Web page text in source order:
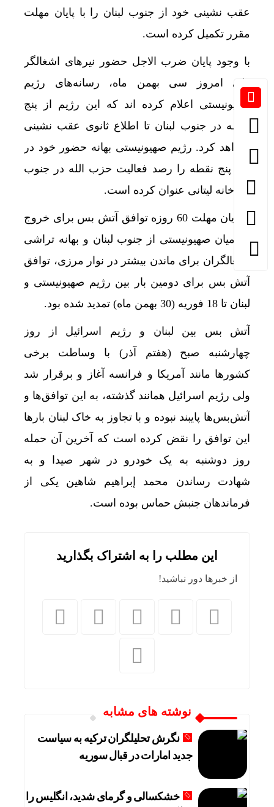
عقب نشینی خود از جنوب لبنان را با پایان مهلت
مقرر تکمیل کرده است.
با وجود پایان ضرب الاجل حضور نیرهای اشغالگر
طی امروز سی بهمن ماه، رسانه‌های رژیم
صهیونیستی اعلام کرده اند که این رژیم از پنج
نقطه در جنوب لبنان تا اطلاع ثانوی عقب نشینی
نخواهد کرد. رژیم صهیونیستی بهانه حضور خود در
این پنج نقطه را رصد فعالیت حزب الله در جنوب
رودخانه لیتانی عنوان کرده است.
با پایان مهلت 60 روزه توافق آتش بس برای خروج
نظامیان صهیونیستی از جنوب لبنان و بهانه تراشی
اشغالگران برای ماندن بیشتر در نوار مرزی، توافق
آتش بس برای دومین بار بین رژیم صهیونیستی و
لبنان تا 18 فوریه (30 بهمن ماه) تمدید شده بود.
آتش بس بین لبنان و رژیم اسرائیل از روز
چهارشنبه صبح (هفتم آذر) با وساطت برخی
کشورها مانند آمریکا و فرانسه آغاز و برقرار شد
ولی رژیم اسرائیل همانند گذشته، به این توافق‌ها و
آتش‌بس‌ها پایبند نبوده و با تجاوز به خاک لبنان بارها
این توافق را نقض کرده است که آخرین آن حمله
روز دوشنبه به یک خودرو در شهر صیدا و به
شهادت رساندن محمد إبراهیم شاهین یکی از
فرماندهان جنبش حماس بوده است.
این مطلب را به اشتراک بگذارید
از خبرها دور نباشید!
نوشته های مشابه
نگرش تحلیلگران ترکیه به سیاست
جدید امارات در قبال سوریه
خشکسالی و گرمای شدید، انگلیس را